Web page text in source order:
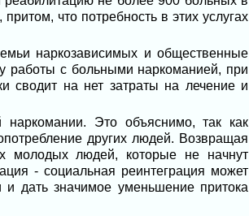
что потребность в этих услугах
наркозависимых и общественные
работы с больными наркоманией, при
сводит на нет затраты на лечение и
Это объяснимо, так как
других людей. Возвращая
молодых людей, которые не начнут
- социальная реинтеграция может
дать значимое уменьшение притока